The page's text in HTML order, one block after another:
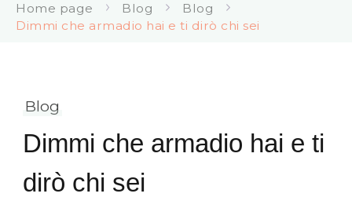
Consapevolezza Corporea
Home page Blog
Blog
Dimmi che armadio hai e ti dirò chi sei
Blog
Dimmi che armadio hai e ti
dirò chi sei